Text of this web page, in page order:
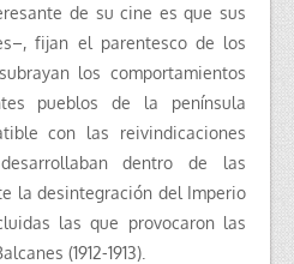
de su cine es que sus
fijan el parentesco de los
los comportamientos
pueblos de la península
con las reivindicaciones
dentro de las
la desintegración del Imperio
las que provocaron las
(1912-1913).